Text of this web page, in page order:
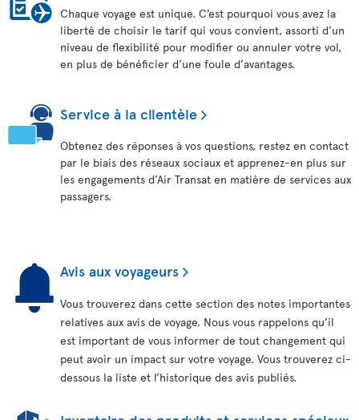
Chaque voyage est unique. C’est pourquoi vous avez la
liberté de choisir le tarif qui vous convient, assorti d’un
niveau de flexibilité pour modifier ou annuler votre vol,
en plus de bénéficier d’une foule d’avantages.
Service à la clientèle
Obtenez des réponses à vos questions, restez en contact
par le biais des réseaux sociaux et apprenez-en plus sur
les engagements d’Air Transat en matière de services aux
passagers.
Avis aux voyageurs
Vous trouverez dans cette section des notes importantes
relatives aux avis de voyage. Nous vous rappelons qu’il
est important de vous informer de tout changement qui
peut avoir un impact sur votre voyage. Vous trouverez ci-
dessous la liste et l’historique des avis publiés.